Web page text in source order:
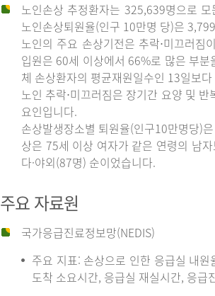
노인손상 추정환자는 325,639명으로
노인손상퇴원율(인구 10만명 당)은
노인의 주요 손상기전은 추락⋅미끄러
입원은 60세 이상에서 66%로 많은 부분
체 손상환자의 평균재원일수인 13일보
노인 추락⋅미끄러짐은 장기간 요양 및
요인입니다.
손상발생장소별 퇴원율(인구10만명당)
상은 75세 이상 여자가 같은 연령의 남
다·야외(87명) 순이었습니다.
주요 자료원
국가응급진료정보망(NEDIS)
주요 지표: 손상으로 인한 응급실 내
도착 소요시간, 응급실 재실시간, 응급